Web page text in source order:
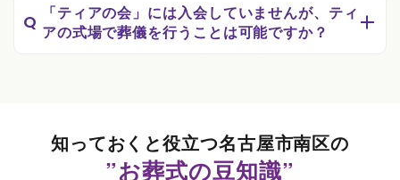
Q
「ティアの会」には入会していませんが、ティ
アの式場で葬儀を行うことは可能ですか？
知っておくと役立つ名古屋市南区の
”お葬式の豆知識”